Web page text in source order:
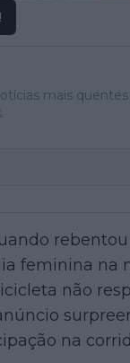
mais
feminina na
não
na